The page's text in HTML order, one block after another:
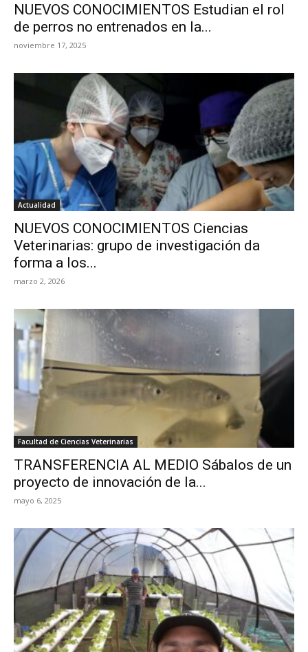
NUEVOS CONOCIMIENTOS Estudian el rol
de perros no entrenados en la...
noviembre 17, 2025
Actualidad
NUEVOS CONOCIMIENTOS Ciencias
Veterinarias: grupo de investigación da
forma a los...
marzo 2, 2026
Facultad de Ciencias Veterinarias
TRANSFERENCIA AL MEDIO Sábalos de un
proyecto de innovación de la...
mayo 6, 2025